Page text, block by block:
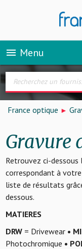
menu Menu
France optique
Gravure
Retrouvez ci-
correspondant à
liste de résultats
dessous.
MATIERES
DRW= Drivewear •
Photochromique •